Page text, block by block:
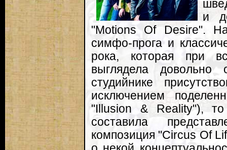
и
"Motions Of Desire".
симфо-прога и
рока, которая при
выглядела довольно
студийнике
исключением
"Illusion & Reality"), то
составила
композиция "Circus Of